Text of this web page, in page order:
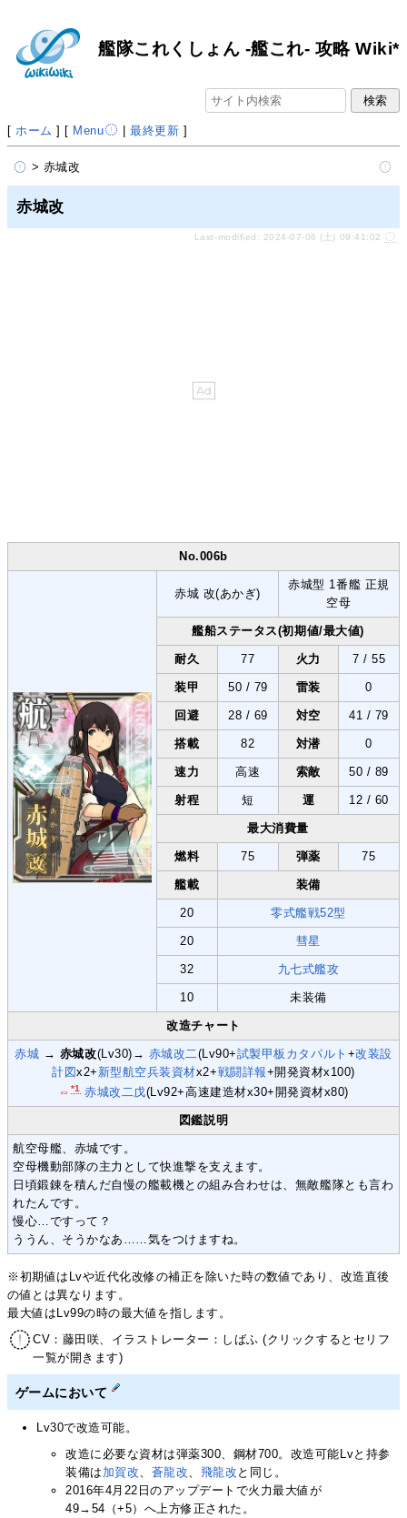
艦隊これくしょん -艦これ- 攻略 Wiki*
[ ホーム ] [ Menu |最終更新 ]
> 赤城改
赤城改
Last-modified: 2024-07-06 (土) 09:41:02
No.006b
赤城 改(あかぎ)
赤城型 1番艦 正規
空母
艦船ステータス(初期値/最大値)
耐久 77 火力 7 / 55
装甲 50 / 79 雷装 0
回避 28 / 69 対空 41 / 79
搭載 82 対潜 0
速力 高速 索敵 50 / 89
射程 短 運 12 / 60
最大消費量
燃料 75 弾薬 75
艦載 装備
20 零式艦戦52型
20 彗星
32 九七式艦攻
10 未装備
改造チャート
赤城 → 赤城改(Lv30)→ 赤城改二 (Lv90+試製甲板カタパルト +改装設
計図x2+ 新型航空兵装資材x2+戦闘詳報+開発資材x100)
⇔ *1 赤城改二戊(Lv92+高速建造材x30+開発資材x80)
図鑑説明
航空母艦、赤城です。
空母機動部隊の主力として快進撃を支えます。
日頃鍛錬を積んだ自慢の艦載機との組み合わせは、無敵艦隊とも言わ
れたんです。
慢心…ですって？
ううん、そうかなあ……気をつけますね。
※初期値はLvや近代化改修の補正を除いた時の数値であり、改造直後
の値とは異なります。
最大値はLv99の時の最大値を指します。
CV：藤田咲、イラストレーター：しばふ (クリックするとセリフ
一覧が開きます)
ゲームにおいて
Lv30で改造可能。
改造に必要な資材は弾薬300、鋼材700。改造可能Lvと持参
装備は 加賀改 蒼龍改 飛龍改 と同じ。
2016年4月22日のアップデートで火力最大値が
49→54（+5）へ上方修正された。